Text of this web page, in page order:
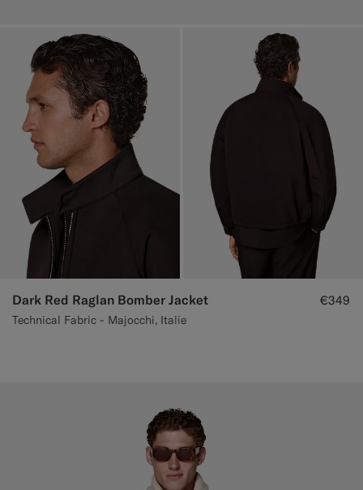
Dark Red Raglan Bomber Jacket
Technical Fabric - Majocchi, Italie
€349